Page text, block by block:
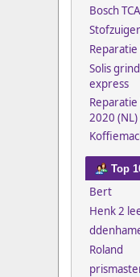
Bosch
Solis
express
2020 (NL)
Top
Bert
Henk 2
Roland